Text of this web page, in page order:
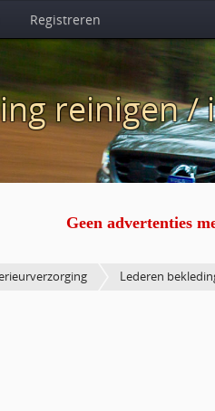
Registreren
reinigen /
Geen advertenties
Lederen